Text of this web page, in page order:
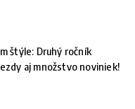
štýle: Druhý ročník
aj množstvo noviniek!